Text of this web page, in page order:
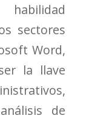
sectores
Word,
la llave
de